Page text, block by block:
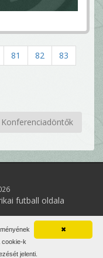
81 82
83
Konferenciadöntők
futball oldala
csak a szerző
✖
cookie-k
jelenti.